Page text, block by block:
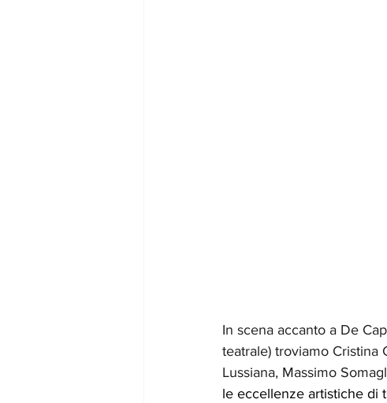
In scena accanto a De
teatrale) troviamo Cristina
Lussiana, Massimo
le eccellenze artistiche di